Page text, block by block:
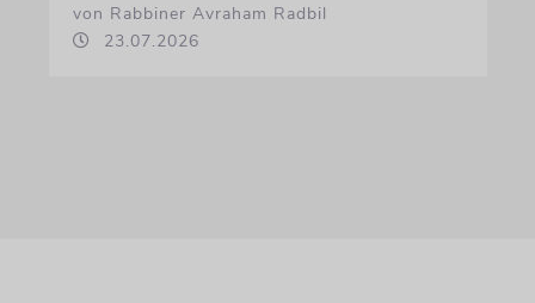
von Rabbiner Avraham Radbil
23.07.2026